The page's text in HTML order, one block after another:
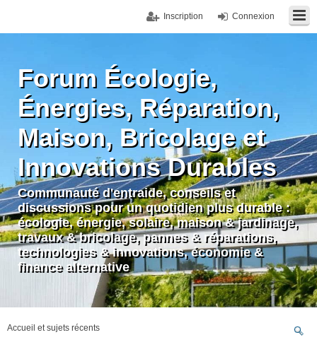
Connexion
Inscription
Forum Écologie,
Énergies, Réparation,
Maison, Bricolage et
Innovations Durables
Communauté d'entraide, conseils et
discussions pour un quotidien plus durable :
écologie, énergie, solaire, maison & jardinage,
travaux & bricolage, pannes & réparations,
technologies & innovations, économie &
finance alternative
Accueil et sujets récents